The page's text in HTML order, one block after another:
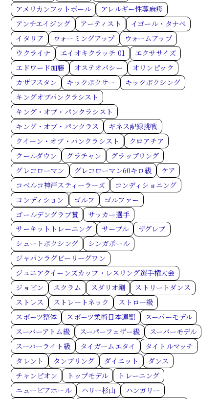
アメリカンフットボール
アレルギー性蕁麻疹
アンチエイジング
アーティスト
イゴール・タナベ
イタリア
ウォーミングアップ
ウォームアップ
ウクライナ
エイオキクラッチ 01
エクササイズ
エドワード加藤
オステオパシー
オリンピック
カザフスタン
キックボクサー
キックボクシング
キングオブパンクラシスト
キング・オブ・パンクラシスト
キング・オブ・パンクラス
ギネス記録挑戦
クイーン・オブ・パンクラシスト
クロアチア
クールダウン
グラチャン
グラップリング
グレコローマン
グレコローマン60キロ級
ケア
コベルコ神戸スティーラーズ
コンディショニング
コンディション
ゴルフ
ゴルファー
ゴールデングラブ賞
サッカー選手
サーキットトレーニング
サーブル
ザグレブ
シュートボクシング
シンガポール
ジャパンラグビーリーグワン
ジュニアクイーンズカップ・レスリング選手権大会
ジョビン
スクラム スダリオ剛
ストリートダンス
ストレス
ストレートネック
ストロー級
スポーツ整体
スポーツ柔術日本連盟
スーパーモデル
スーパーアトム級
スーパーフェザー級
スーパーモデル
スーパーライト級
タイガームエタイ
タイトルマッチ
タレント
タンブリング ダイエット
ダンス
チャンピオン
トップモデル
トレーニング
ニューピアホール
ハリー杉山
ハンガリー